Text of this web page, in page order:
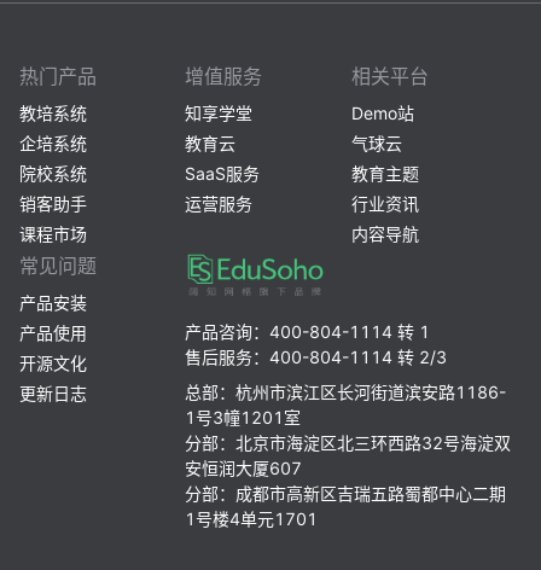
热门产品
教培系统
企培系统
院校系统
销客助手
课程市场
增值服务
知享学堂
教育云
SaaS服务
运营服务
相关平台
Demo站
气球云
教育主题
行业资讯
内容导航
常见问题
产品安装
产品使用
开源文化
更新日志
产品咨询：400-804-1114 转 1
售后服务：400-804-1114 转 2/3
总部：杭州市滨江区长河街道滨安路1186-
1号3幢1201室
分部：北京市海淀区北三环西路32号海淀双
安恒润大厦607
分部：成都市高新区吉瑞五路蜀都中心二期
1号楼4单元1701